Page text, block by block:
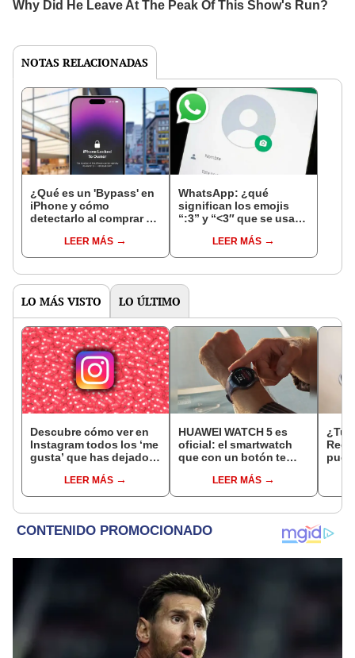
NOTAS RELACIONADAS
¿Qué es un 'Bypass' en
iPhone y cómo
detectarlo al comprar un
LEER MÁS
WhatsApp: ¿qué
significan los emojis
“:3” y “<3″ que se usan
LEER MÁS
LO MÁS VISTO LO ÚLTIMO
Descubre cómo ver en
Instagram todos los ‘me
gusta’ que has dejado
LEER MÁS
HUAWEI WATCH 5 es
oficial: el smartwatch
que con un botón te
segundosLEER MÁS
¿Tu